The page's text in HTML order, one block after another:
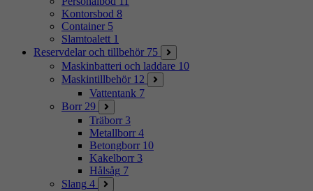
Kontorsbod 8
Container 5
Slamtoalett 1
Reservdelar och tillbehör 75
Maskinbatteri och laddare 10
Maskintillbehör 12
Vattentank 7
Borr 29
Träborr 3
Metallborr 4
Betongborr 10
Kakelborr 3
Hålsåg 7
Slang 4